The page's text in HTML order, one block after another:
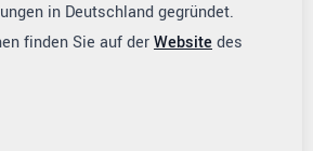
in Deutschland gegründet.
finden Sie auf derWebsitedes